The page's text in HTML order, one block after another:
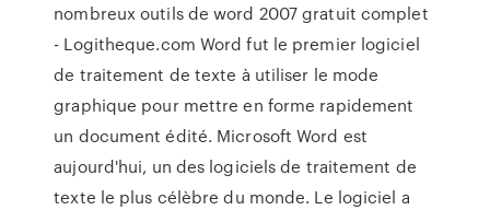
nombreux outils de word 2007 gratuit complet
- Logitheque.com Word fut le premier logiciel
de traitement de texte à utiliser le mode
graphique pour mettre en forme rapidement
un document édité. Microsoft Word est
aujourd'hui, un des logiciels de traitement de
texte le plus célèbre du monde. Le logiciel a